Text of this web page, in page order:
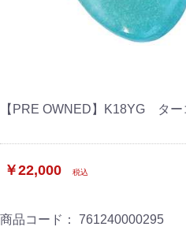
【PRE OWNED】K18YG タ
￥22,000 税込
商品コード： 761240000295